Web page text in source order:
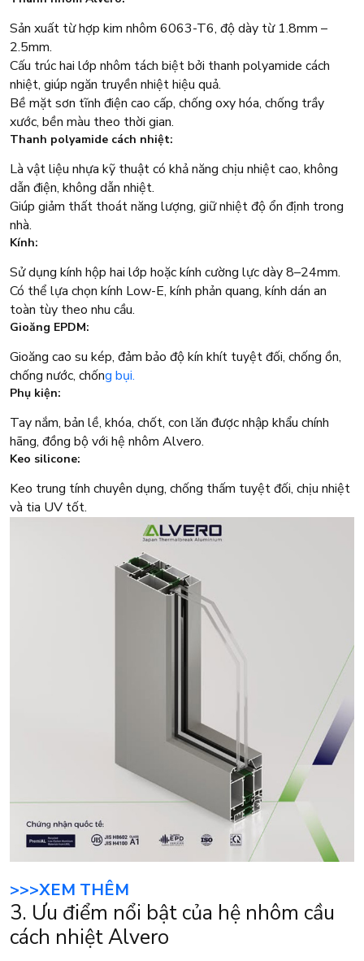
Sản xuất từ hợp kim nhôm 6063-T6, độ dày từ 1.8mm –
2.5mm.
Cấu trúc hai lớp nhôm tách biệt bởi thanh polyamide cách
nhiệt, giúp ngăn truyền nhiệt hiệu quả.
Bề mặt sơn tĩnh điện cao cấp, chống oxy hóa, chống trầy
xước, bền màu theo thời gian.
Thanh polyamide cách nhiệt:
Là vật liệu nhựa kỹ thuật có khả năng chịu nhiệt cao, không
dẫn điện, không dẫn nhiệt.
Giúp giảm thất thoát năng lượng, giữ nhiệt độ ổn định trong
nhà.
Kính:
Sử dụng kính hộp hai lớp hoặc kính cường lực dày 8–24mm.
Có thể lựa chọn kính Low-E, kính phản quang, kính dán an
toàn tùy theo nhu cầu.
Gioăng EPDM:
Gioăng cao su kép, đảm bảo độ kín khít tuyệt đối, chống ồn,
chống nước, chống bụi.
Phụ kiện:
Tay nắm, bản lề, khóa, chốt, con lăn được nhập khẩu chính
hãng, đồng bộ với hệ nhôm Alvero.
Keo silicone:
Keo trung tính chuyên dụng, chống thấm tuyệt đối, chịu nhiệt
và tia UV tốt.
>>>XEM THÊM
3. Ưu điểm nổi bật của hệ nhôm cầu
cách nhiệt Alvero